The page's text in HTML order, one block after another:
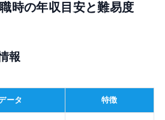
時の年収目安と難易度
報
ータ 特徴